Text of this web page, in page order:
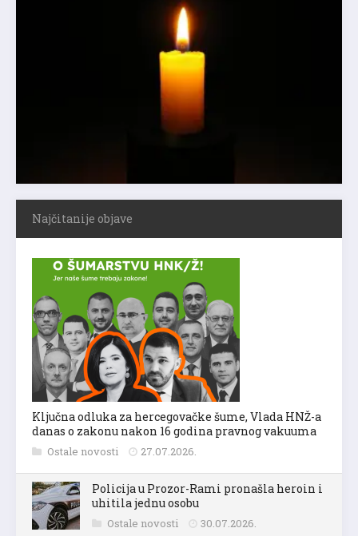
Najčitanije objave
Ključna odluka za hercegovačke šume, Vlada HNŽ-a
danas o zakonu nakon 16 godina pravnog vakuuma
Ostale novosti 27.07.2026.
Policija u Prozor-Rami pronašla heroin i
uhitila jednu osobu
Ostale novosti 30.07.2026.